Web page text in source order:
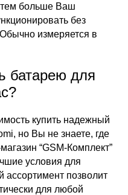
тем больше Ваш
без
измеряется в
батарею для
купить надежный
, но Вы не знаете, где
“GSM-Комплект”
условия для
ассортимент позволит
для любой